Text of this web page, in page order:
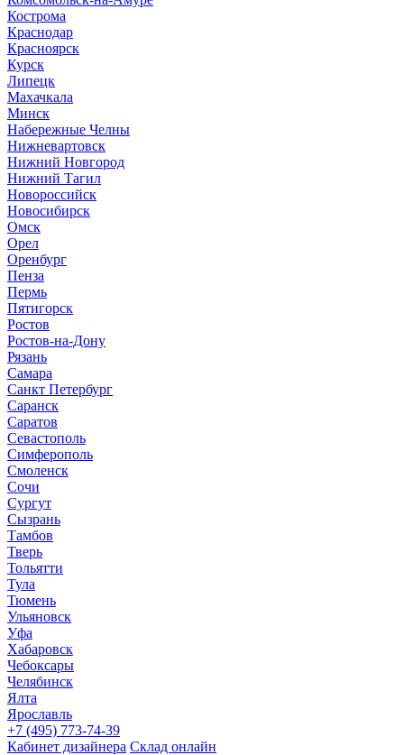
Кострома
Краснодар
Красноярск
Курск
Липецк
Махачкала
Минск
Набережные Челны
Нижневартовск
Нижний Новгород
Нижний Тагил
Новороссийск
Новосибирск
Омск
Орел
Оренбург
Пенза
Пермь
Пятигорск
Ростов
Ростов-на-Дону
Рязань
Самара
Санкт Петербург
Саранск
Саратов
Севастополь
Симферополь
Смоленск
Сочи
Сургут
Сызрань
Тамбов
Тверь
Тольятти
Тула
Тюмень
Ульяновск
Уфа
Хабаровск
Чебоксары
Челябинск
Ялта
Ярославль
+7 (495) 773-74-39
Кабинет дизайнера Склад онлайн